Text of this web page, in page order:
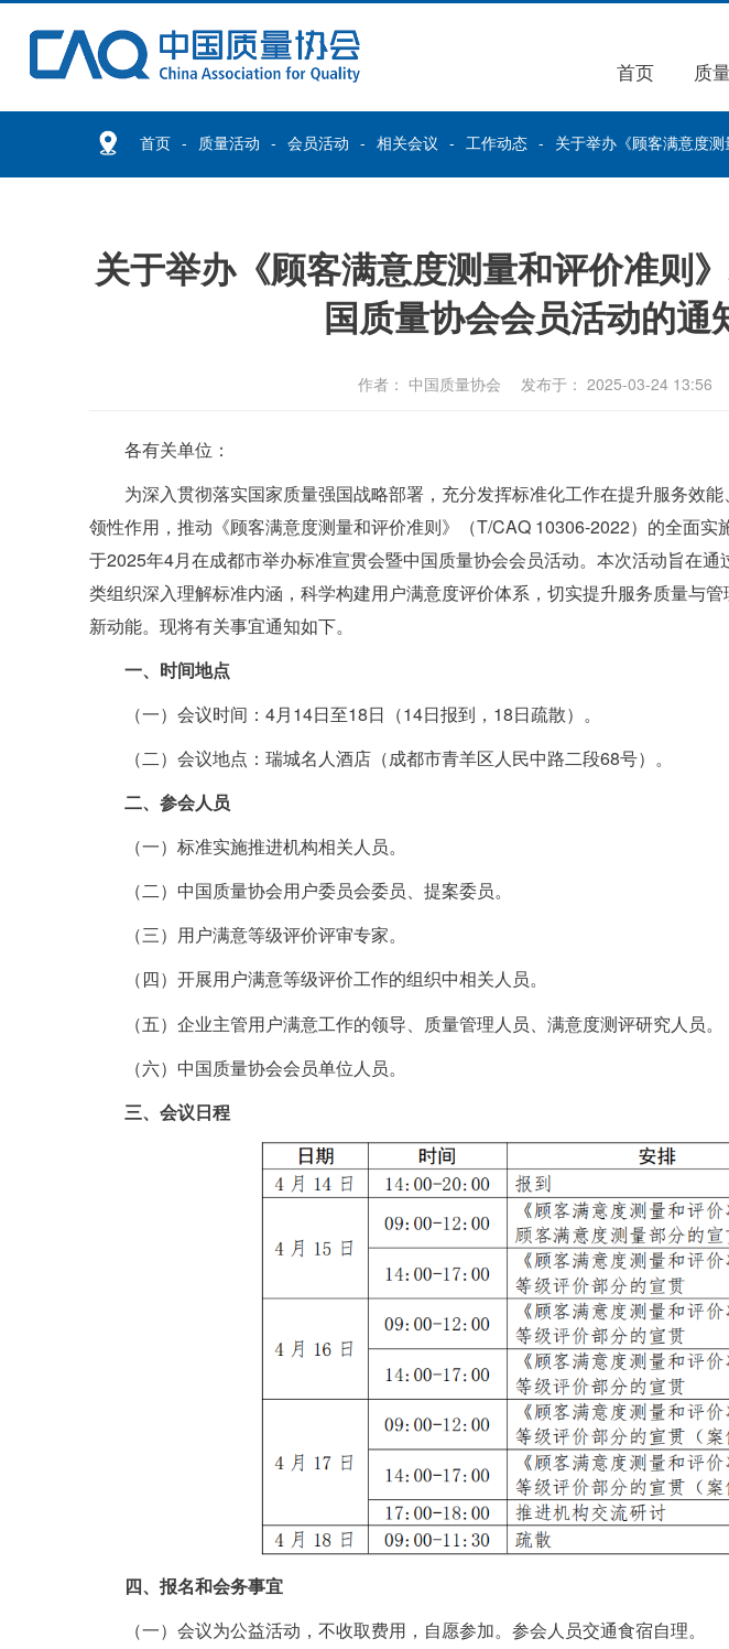
首页 质
首页 质量活动 会员活动 相关会议 工作动态 关于举办《顾客满意度
关于举办《顾客满意度测量和评价准则
国质量协会会员活动的通
作者： 中国质量协会 发布于： 2025-03-24 13:56
各有关单位：
为深入贯彻落实国家质量强国战略部署，充分发挥标准化工作在提升服务效
领性作用，推动《顾客满意度测量和评价准则》（T/CAQ 10306-2022）的全面实
于2025年4月在成都市举办标准宣贯会暨中国质量协会会员活动。本次活动旨在
类组织深入理解标准内涵，科学构建用户满意度评价体系，切实提升服务质量与
新动能。现将有关事宜通知如下。
一、时间地点
（一）会议时间：4月14日至18日（14日报到，18日疏散）。
（二）会议地点：瑞城名人酒店（成都市青羊区人民中路二段68号）。
二、参会人员
（一）标准实施推进机构相关人员。
（二）中国质量协会用户委员会委员、提案委员。
（三）用户满意等级评价评审专家。
（四）开展用户满意等级评价工作的组织中相关人员。
（五）企业主管用户满意工作的领导、质量管理人员、满意度测评研究人员。
（六）中国质量协会会员单位人员。
三、会议日程
四、报名和会务事宜
（一）会议为公益活动，不收取费用，自愿参加。参会人员交通食宿自理。